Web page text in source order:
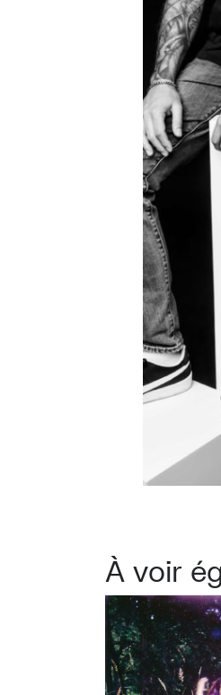
À voir